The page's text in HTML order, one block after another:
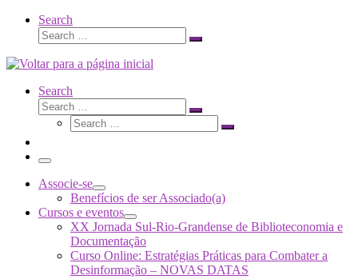
Search
Search
Search
Search
Search
Search
Search
Search
Menu
Associe-se
Benefícios de ser Associado(a)
Cursos e eventos
XX Jornada Sul-Rio-Grandense de Biblioteconomia e
Documentação
Curso Online: Estratégias Práticas para Combater a
Desinformação – NOVAS DATAS